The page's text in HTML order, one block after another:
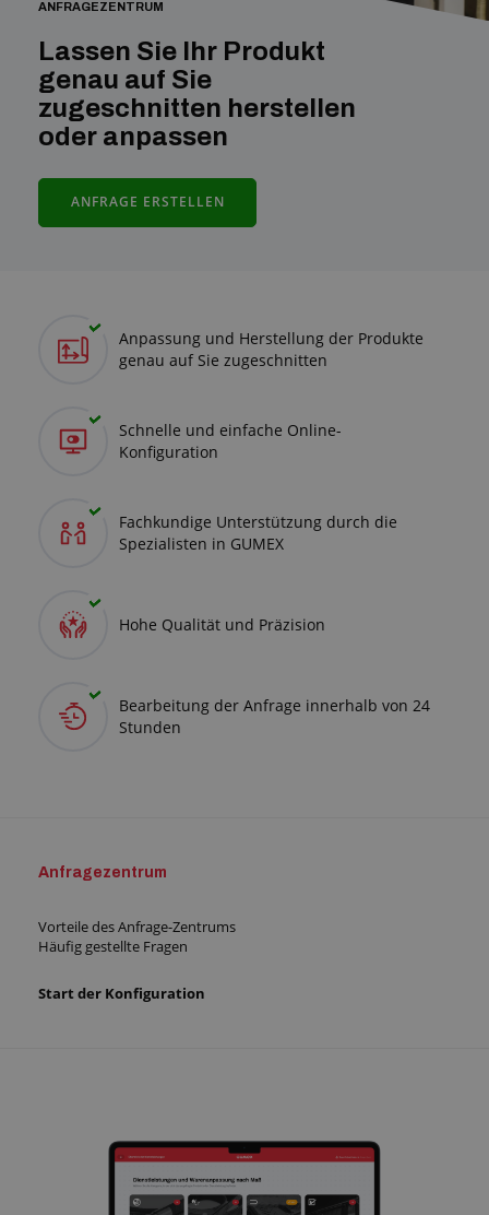
Anfragezentrum
Alles über den Einkauf
Über uns
ANFRAGEZENTRUM
Lassen Sie Ihr Produkt
genau auf Sie
zugeschnitten herstellen
oder anpassen
ANFRAGE ERSTELLEN
Anpassung und Herstellung der Produkte
genau auf Sie zugeschnitten
Schnelle und einfache Online-
Konfiguration
Fachkundige Unterstützung durch die
Spezialisten in GUMEX
Hohe Qualität und Präzision
Bearbeitung der Anfrage innerhalb von 24
Stunden
Anfragezentrum
Vorteile des Anfrage-Zentrums
Häufig gestellte Fragen
Start der Konfiguration